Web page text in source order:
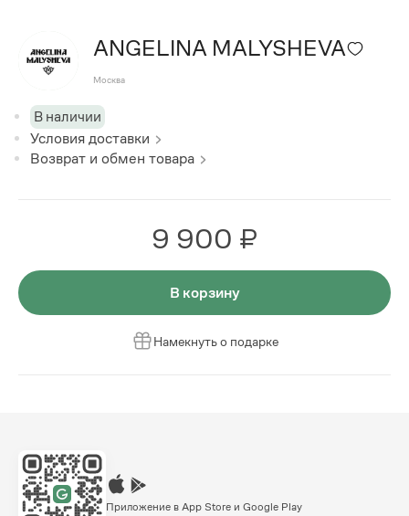
ANGELINA MALYSHEVA
Москва
В наличии
Условия доставки
Возврат и обмен товара
9 900 ₽
В корзину
Намекнуть о подарке
Приложение в App Store и Google Play